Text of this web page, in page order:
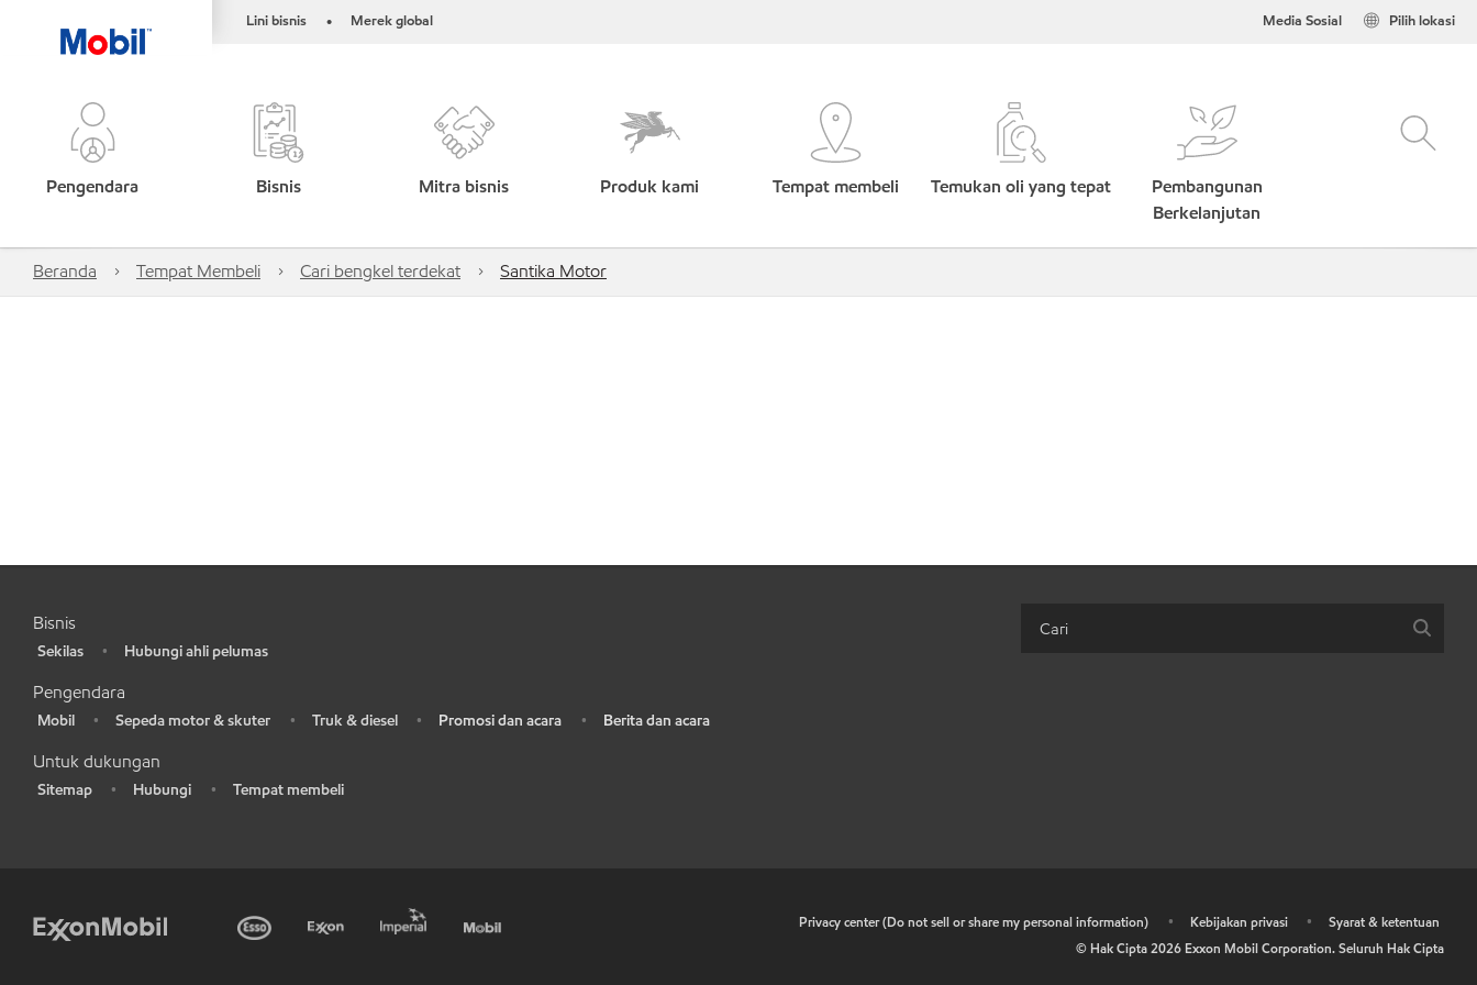
Lini bisnis • Merek global Pilih lokasi
Media Sosial
Pengendara Bisnis Mitra bisnis Produk kami Tempat membeli Temukan oli yang tepat
Pembangunan
Berkelanjutan
Beranda Tempat Membeli Cari bengkel terdekat Santika Motor
Bisnis
Sekilas • Hubungi ahli pelumas
Pengendara
Mobil • Sepeda motor & skuter • Truk & diesel • Promosi dan acara • Berita dan acara
Untuk dukungan
Sitemap • Hubungi • Tempat membeli
Privacy center (Do not sell or share my personal information) • Kebijakan privasi •
Syarat & ketentuan
© Hak Cipta2026 Exxon Mobil Corporation. Seluruh Hak Cipta